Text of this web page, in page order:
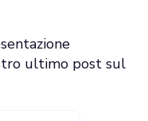
ultimo post sul